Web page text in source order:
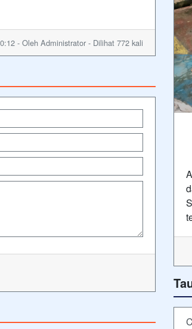
- Oleh Administrator - Dilihat 772 kali